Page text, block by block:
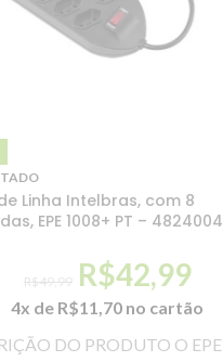
Linha Intelbras, com 8
EPE 1008+ PT – 4824004
R$49,99 R$42,99
4x de R$11,70 no cartão
DO PRODUTO O EPE